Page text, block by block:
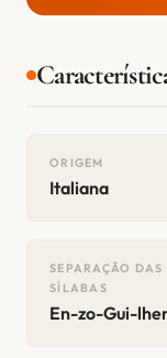
ORIGEM
Italiana
SEPARAÇÃO DAS
SÍLABAS
En-zo-Gui-